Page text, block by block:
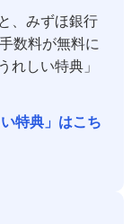
、みずほ銀行
数料が無料に
れしい特典」
特典」はこち